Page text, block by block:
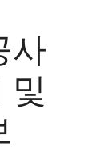
사
및